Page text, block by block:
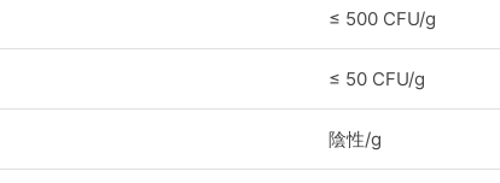
≤ 500 CFU/g
≤ 50 CFU/g
陰性/g